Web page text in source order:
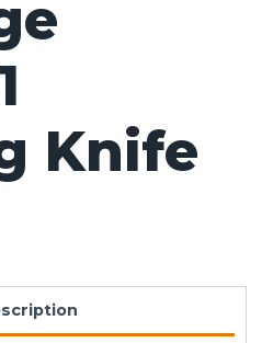
Knife